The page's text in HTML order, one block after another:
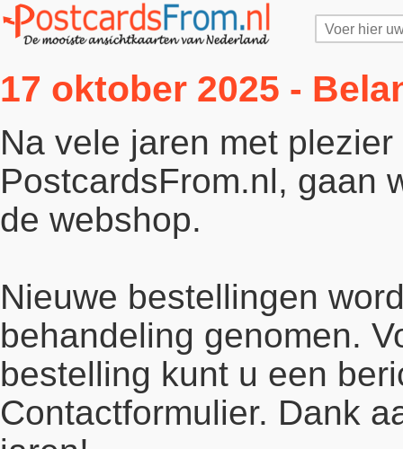
17 oktober 2025 -
Na vele jaren met
PostcardsFrom.nl, gaan
de webshop.
Nieuwe bestellingen
behandeling genomen.
bestelling kunt u een
Contactformulier. Dank